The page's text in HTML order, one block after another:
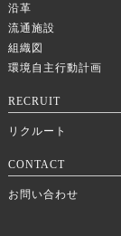
沿革
流通施設
組織図
環境自主行動計画
RECRUIT
リクルート
CONTACT
お問い合わせ